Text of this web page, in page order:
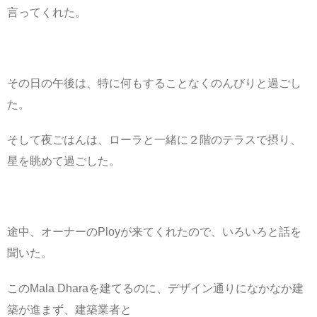
言ってくれた。
その日の午後は、特に何もすることなくのんびりと過ごし
た。
そして夜ごはんは、ローラと一緒に２階のテラスで摂り、
星を眺めて過ごした。
途中、オーナーのPloyが来てくれたので、いろいろと話を
聞いた。
このMala Dharaを建てるのに、デザイン通りになかなか建
築が進まず、建築業者と